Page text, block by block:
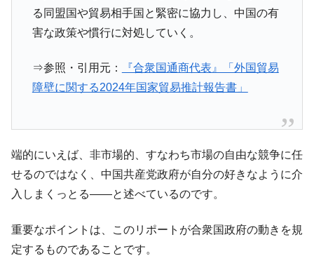
なスーパーリーグとは？
日本人マスターズ挑戦の歴史。松山以前に最高位
Fact1
甲子園通算本塁打、最多の清原に次いで多く打っ
ている意外な選手とは？
セレクトセールの高額取引馬が稼いだ金額とは？
る同盟国や貿易相手国と緊密に協力し、中国の有
害な政策や慣行に対処していく。
⇒参照・引用元：
『合衆国通商代表』「外国貿易
障壁に関する2024年国家貿易推計報告書」
端的にいえば、非市場的、すなわち市場の自由な競争に任
せるのではなく、中国共産党政府が自分の好きなように介
入しまくっとる――と述べているのです。
重要なポイントは、このリポートが合衆国政府の動きを規
定するものであることです。